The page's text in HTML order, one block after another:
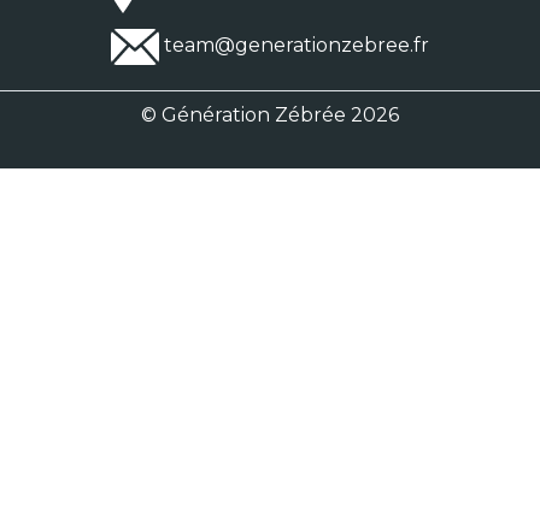
team@generationzebree.fr
© Génération Zébrée 2026